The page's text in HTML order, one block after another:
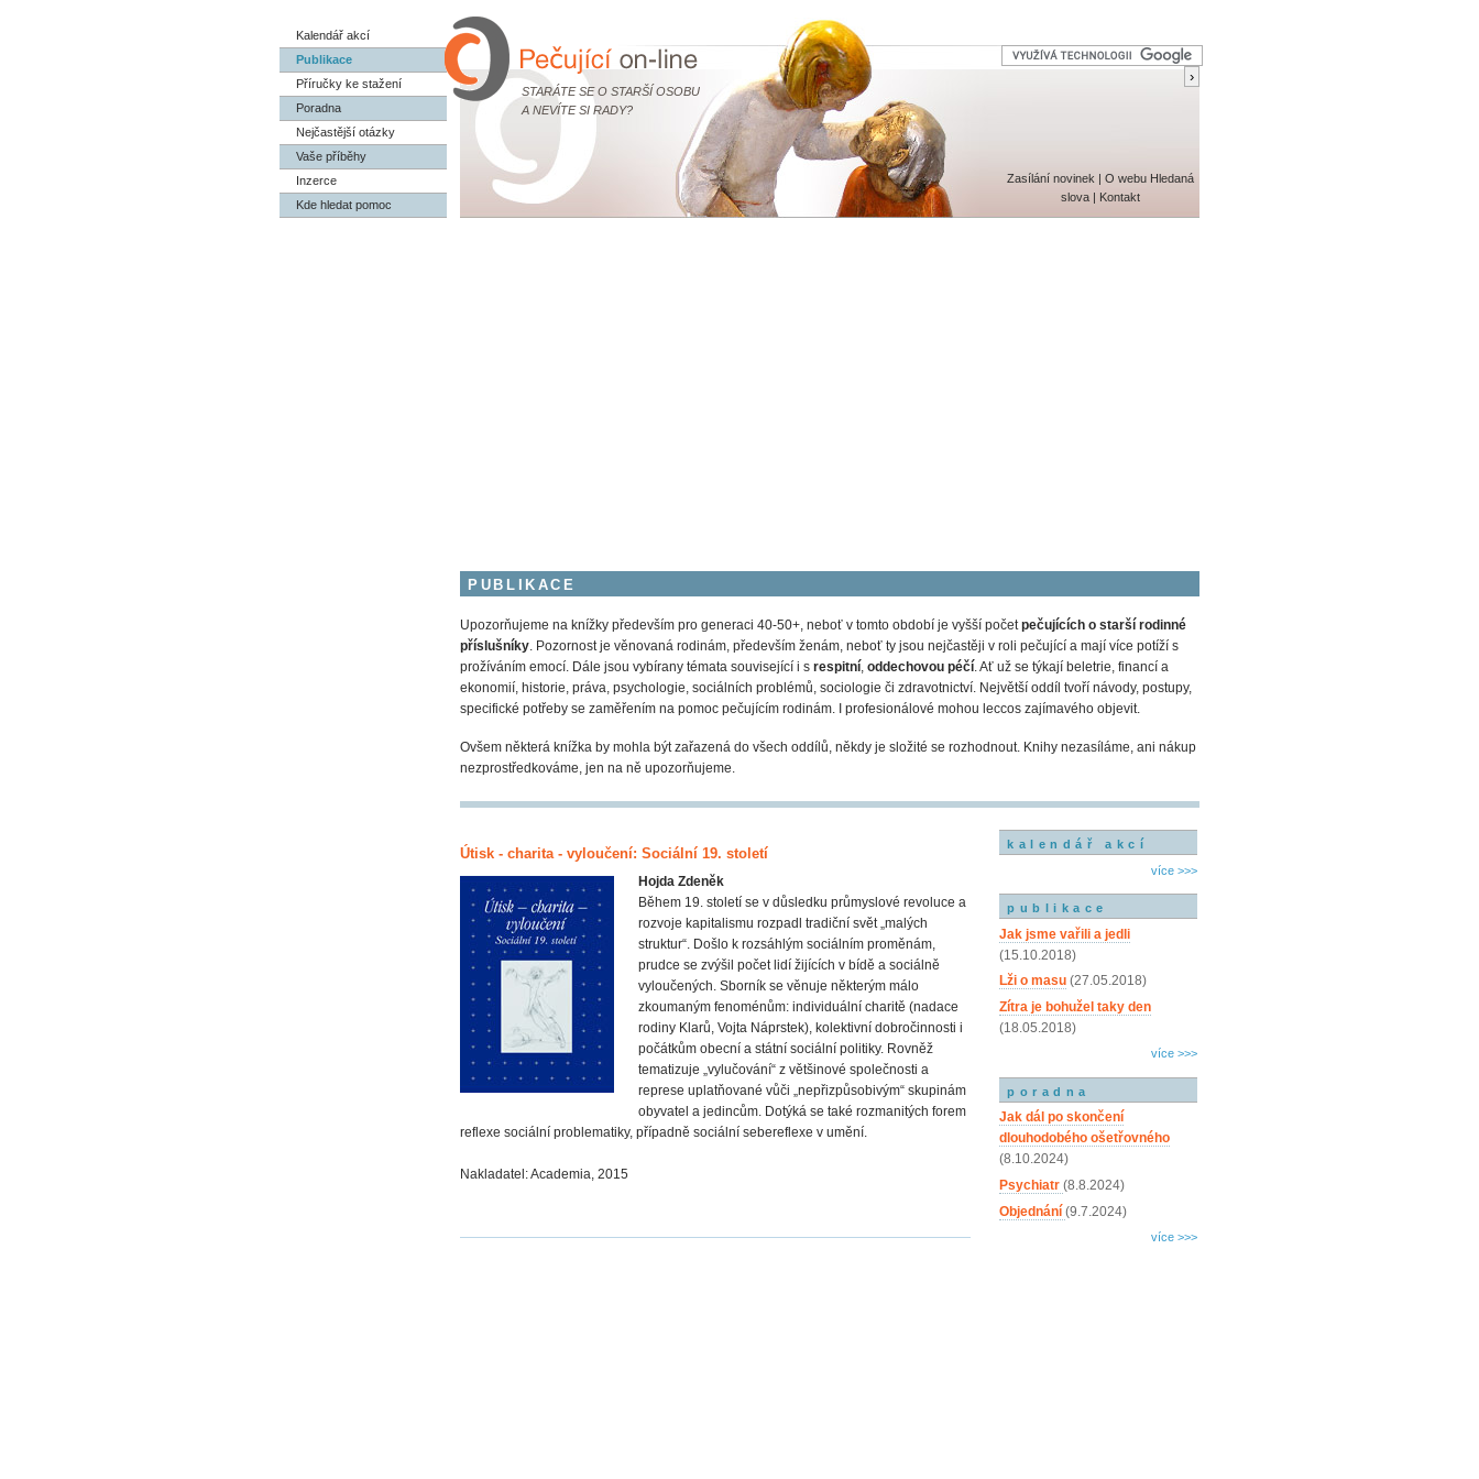
STARÁTE SE O STARŠÍ OSOBU
A NEVÍTE SI RADY?
Kalendář akcí
Publikace
Příručky ke stažení
Poradna
Nejčastější otázky
Vaše příběhy
Inzerce
Kde hledat pomoc
Zasílání novinek | O webu Hledaná
slova | Kontakt
PUBLIKACE
Upozorňujeme na knížky především pro generaci 40-50+, neboť v tomto období je vyšší početpečujících o starší rodinné
příslušníky. Pozornost je věnovaná rodinám, především ženám, neboť ty jsou nejčastěji v roli pečující a mají více potíží s
prožíváním emocí. Dále jsou vybírany témata související i s respitní, oddechovou péčí. Ať už se týkají beletrie, financí a
ekonomií, historie, práva, psychologie, sociálních problémů, sociologie či zdravotnictví. Největší oddíl tvoří návody, postupy,
specifické potřeby se zaměřením na pomoc pečujícím rodinám. I profesionálové mohou leccos zajímavého objevit.
Ovšem některá knížka by mohla být zařazená do všech oddílů, někdy je složité se rozhodnout. Knihy nezasíláme, ani nákup
nezprostředkováme, jen na ně upozorňujeme.
Útisk - charita - vyloučení: Sociální 19. století
Hojda Zdeněk
Během 19. století se v důsledku průmyslové revoluce a
rozvoje kapitalismu rozpadl tradiční svět „malých
struktur“. Došlo k rozsáhlým sociálním proměnám,
prudce se zvýšil počet lidí žijících v bídě a sociálně
vyloučených. Sborník se věnuje některým málo
zkoumaným fenoménům: individuální charitě (nadace
rodiny Klarů, Vojta Náprstek), kolektivní dobročinnosti i
počátkům obecní a státní sociální politiky. Rovněž
tematizuje „vylučování“ z většinové společnosti a
represe uplatňované vůči „nepřizpůsobivým“ skupinám
obyvatel a jedincům. Dotýká se také rozmanitých forem
reflexe sociální problematiky, případně sociální sebereflexe v umění.
Nakladatel: Academia, 2015
kalendář akcí
více >>>
publikace
Jak jsme vařili a jedli
(15.10.2018)
Lži o masu (27.05.2018)
Zítra je bohužel taky den
(18.05.2018)
více >>>
poradna
Jak dál po skončení
dlouhodobého ošetřovného
(8.10.2024)
Psychiatr (8.8.2024)
Objednání (9.7.2024)
více >>>